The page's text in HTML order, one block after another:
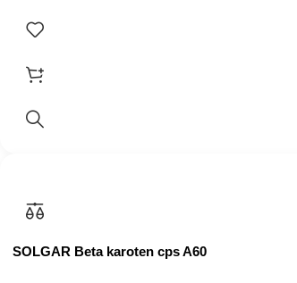
SOLGAR Beta karoten cps A60